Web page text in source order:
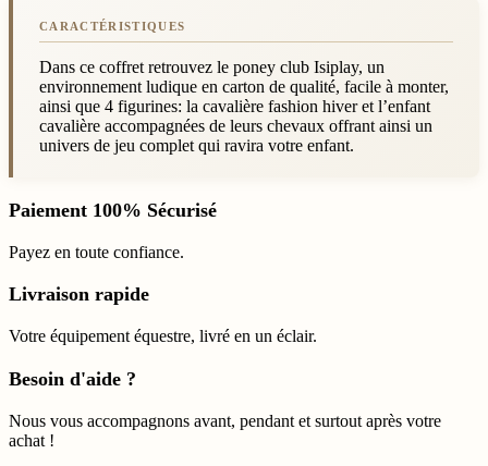
Dans ce coffret retrouvez le poney club Isiplay, un
environnement ludique en carton de qualité, facile à monter,
ainsi que 4 figurines: la cavalière fashion hiver et l’enfant
cavalière accompagnées de leurs chevaux offrant ainsi un
univers de jeu complet qui ravira votre enfant.
Paiement 100% Sécurisé
Payez en toute confiance.
Livraison rapide
Votre équipement équestre, livré en un éclair.
Besoin d'aide ?
Nous vous accompagnons avant, pendant et surtout après votre
achat !